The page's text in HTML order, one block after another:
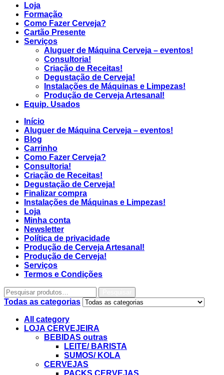
Loja
Formação
Como Fazer Cerveja?
Cartão Presente
Serviços
Aluguer de Máquina Cerveja – eventos!
Consultoria!
Criação de Receitas!
Degustação de Cerveja!
Instalações de Máquinas e Limpezas!
Produção de Cerveja Artesanal!
Equip. Usados
Início
Aluguer de Máquina Cerveja – eventos!
Blog
Carrinho
Como Fazer Cerveja?
Consultoria!
Criação de Receitas!
Degustação de Cerveja!
Finalizar compra
Instalações de Máquinas e Limpezas!
Loja
Minha conta
Newsletter
Política de privacidade
Produção de Cerveja Artesanal!
Produção de Cerveja!
Serviços
Termos e Condições
Todas as categorias
All category
LOJA CERVEJEIRA
BEBIDAS outras
LEITE/ BARISTA
SUMOS/ KOLA
CERVEJAS
PACKS CERVEJAS